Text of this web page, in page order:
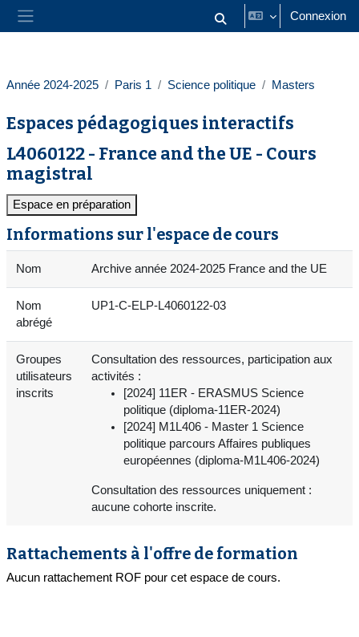
Passer au contenu principal
Panneau latéral Activer/désactiver la saisie
Connexion
Année 2024-2025 Paris 1 Science politique Masters
Espaces pédagogiques interactifs
L4060122 - France and the UE - Cours
magistral
Espace en préparation
Informations sur l'espace de cours
Nom Archive année 2024-2025 France and the UE
Nom
abrégé
UP1-C-ELP-L4060122-03
Groupes
utilisateurs
inscrits
Consultation des ressources, participation aux
activités :
[2024] 11ER - ERASMUS Science
politique (diploma-11ER-2024)
[2024] M1L406 - Master 1 Science
politique parcours Affaires publiques
européennes (diploma-M1L406-2024)
Consultation des ressources uniquement :
aucune cohorte inscrite.
Rattachements à l'offre de formation
Aucun rattachement ROF pour cet espace de cours.